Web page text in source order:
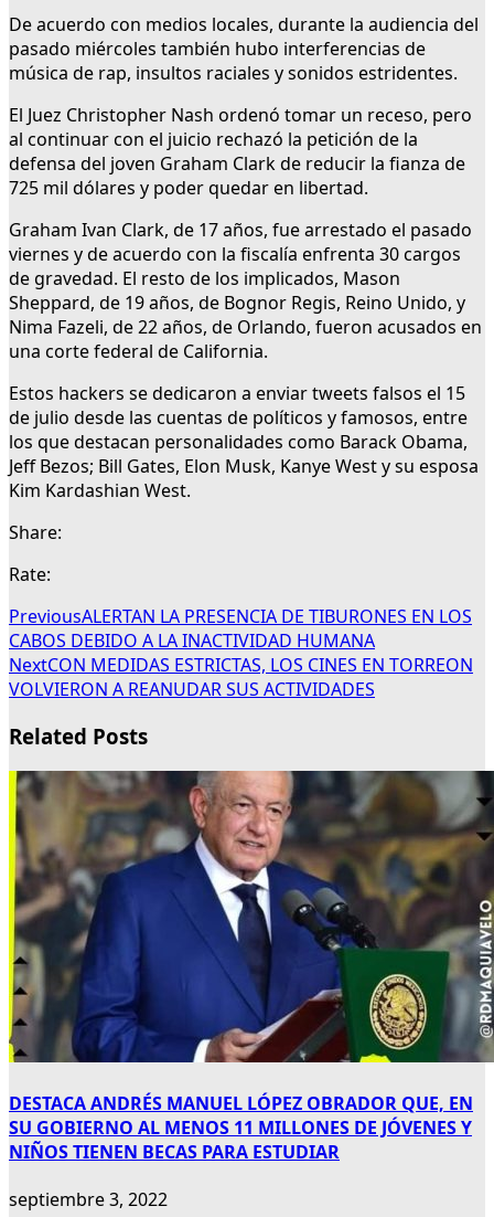
De acuerdo con medios locales, durante la audiencia del
pasado miércoles también hubo interferencias de
música de rap, insultos raciales y sonidos estridentes.
El Juez Christopher Nash ordenó tomar un receso, pero
al continuar con el juicio rechazó la petición de la
defensa del joven Graham Clark de reducir la fianza de
725 mil dólares y poder quedar en libertad.
Graham Ivan Clark, de 17 años, fue arrestado el pasado
viernes y de acuerdo con la fiscalía enfrenta 30 cargos
de gravedad. El resto de los implicados, Mason
Sheppard, de 19 años, de Bognor Regis, Reino Unido, y
Nima Fazeli, de 22 años, de Orlando, fueron acusados en
una corte federal de California.
Estos hackers se dedicaron a enviar tweets falsos el 15
de julio desde las cuentas de políticos y famosos, entre
los que destacan personalidades como Barack Obama,
Jeff Bezos; Bill Gates, Elon Musk, Kanye West y su esposa
Kim Kardashian West.
Share:
Rate:
PreviousALERTAN LA PRESENCIA DE TIBURONES EN LOS
CABOS DEBIDO A LA INACTIVIDAD HUMANA
NextCON MEDIDAS ESTRICTAS, LOS CINES EN TORREON
VOLVIERON A REANUDAR SUS ACTIVIDADES
Related Posts
DESTACA ANDRÉS MANUEL LÓPEZ OBRADOR QUE, EN
SU GOBIERNO AL MENOS 11 MILLONES DE JÓVENES Y
NIÑOS TIENEN BECAS PARA ESTUDIAR
septiembre 3, 2022